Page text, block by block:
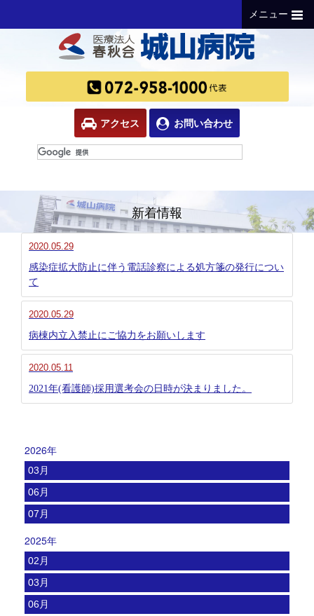
アクセス お問い合わせ
メニュー
新着情報
2020.05.29
感染症拡大防止に伴う電話診察による処方箋の発行につい
て
2020.05.29
病棟内立入禁止にご協力をお願いします
2020.05.11
2021年(看護師)採用選考会の日時が決まりました。
2026年
03月
06月
07月
2025年
02月
03月
06月